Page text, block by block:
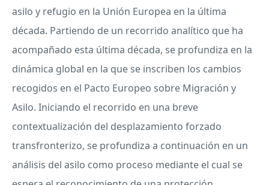
asilo y refugio en la Unión Europea en la última
década. Partiendo de un recorrido analítico que ha
acompañado esta última década, se profundiza en la
dinámica global en la que se inscriben los cambios
recogidos en el Pacto Europeo sobre Migración y
Asilo. Iniciando el recorrido en una breve
contextualización del desplazamiento forzado
transfronterizo, se profundiza a continuación en un
análisis del asilo como proceso mediante el cual se